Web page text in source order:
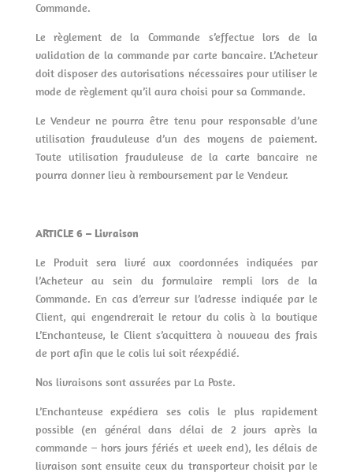
Commande.
Le règlement de la Commande s’effectue lors de la
validation de la commande par carte bancaire. L’Acheteur
doit disposer des autorisations nécessaires pour utiliser le
mode de règlement qu’il aura choisi pour sa Commande.
Le Vendeur ne pourra être tenu pour responsable d’une
utilisation frauduleuse d’un des moyens de paiement.
Toute utilisation frauduleuse de la carte bancaire ne
pourra donner lieu à remboursement par le Vendeur.
ARTICLE 6 – Livraison
Le Produit sera livré aux coordonnées indiquées par
l’Acheteur au sein du formulaire rempli lors de la
Commande. En cas d’erreur sur l’adresse indiquée par le
Client, qui engendrerait le retour du colis à la boutique
L’Enchanteuse, le Client s’acquittera à nouveau des frais
de port afin que le colis lui soit réexpédié.
Nos livraisons sont assurées par La Poste.
L’Enchanteuse expédiera ses colis le plus rapidement
possible (en général dans délai de 2 jours après la
commande – hors jours fériés et week end), les délais de
livraison sont ensuite ceux du transporteur choisit par le